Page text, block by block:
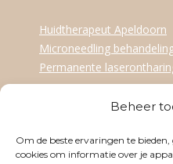
Beheer
Om de beste ervaringen te
cookies om informatie over je
Huidtherapeut Apeldoorn
Microneedling
Permanente
Dinsdag